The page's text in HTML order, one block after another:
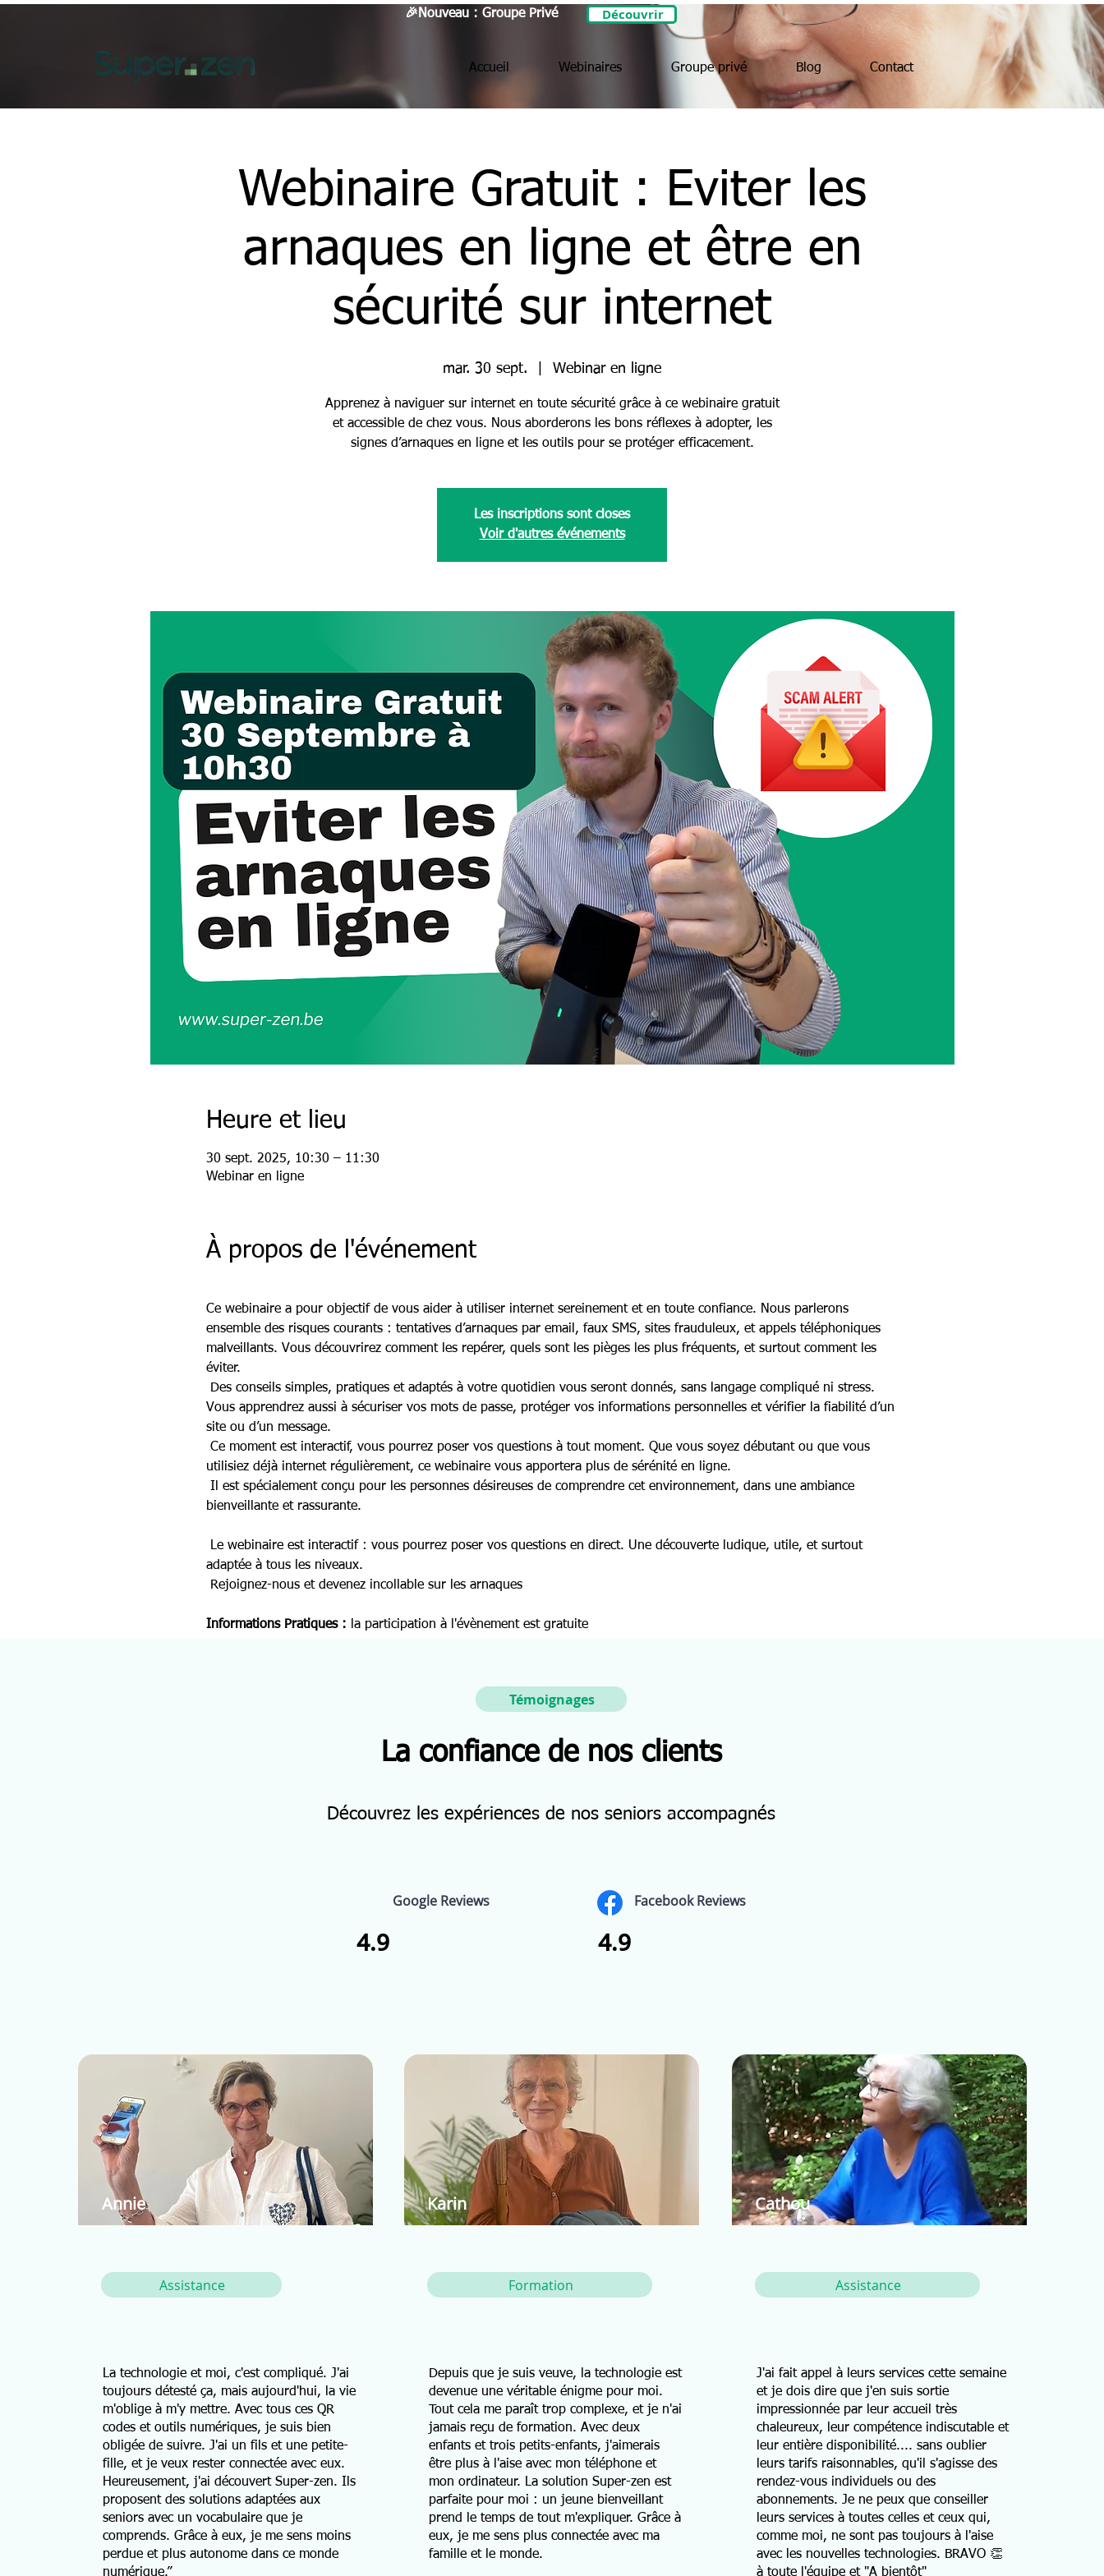
🎉Nouveau : Groupe Privé Découvrir
Accueil Webinaires Groupe privé Blog Contact
Webinaire Gratuit : Eviter les
arnaques en ligne et être en
sécurité sur internet
mar. 30 sept. Webinar en ligne
Apprenez à naviguer sur internet en toute sécurité grâce à ce webinaire gratuit
et accessible de chez vous. Nous aborderons les bons réflexes à adopter, les
signes d’arnaques en ligne et les outils pour se protéger efficacement.
Les inscriptions sont closes
Voir d'autres événements
Heure et lieu
30 sept. 2025, 10:30 – 11:30
Webinar en ligne
À propos de l'événement
Ce webinaire a pour objectif de vous aider à utiliser internet sereinement et en toute confiance. Nous parlerons
ensemble des risques courants : tentatives d’arnaques par email, faux SMS, sites frauduleux, et appels téléphoniques
malveillants. Vous découvrirez comment les repérer, quels sont les pièges les plus fréquents, et surtout comment les
éviter.
Des conseils simples, pratiques et adaptés à votre quotidien vous seront donnés, sans langage compliqué ni stress.
Vous apprendrez aussi à sécuriser vos mots de passe, protéger vos informations personnelles et vérifier la fiabilité d’un
site ou d’un message.
Ce moment est interactif, vous pourrez poser vos questions à tout moment. Que vous soyez débutant ou que vous
utilisiez déjà internet régulièrement, ce webinaire vous apportera plus de sérénité en ligne.
Il est spécialement conçu pour les personnes désireuses de comprendre cet environnement, dans une ambiance
bienveillante et rassurante.
Le webinaire est interactif : vous pourrez poser vos questions en direct. Une découverte ludique, utile, et surtout
adaptée à tous les niveaux.
Rejoignez-nous et devenez incollable sur les arnaques
Informations Pratiques : la participation à l'évènement est gratuite
Témoignages
La confiance de nos clients
Découvrez les expériences de nos seniors accompagnés
Google Reviews
4.9
Facebook Reviews
4.9
Annie
Assistance
La technologie et moi, c'est compliqué. J'ai
toujours détesté ça, mais aujourd'hui, la vie
m'oblige à m'y mettre. Avec tous ces QR
codes et outils numériques, je suis bien
obligée de suivre. J'ai un fils et une petite-
fille, et je veux rester connectée avec eux.
Heureusement, j'ai découvert Super-zen. Ils
proposent des solutions adaptées aux
seniors avec un vocabulaire que je
comprends. Grâce à eux, je me sens moins
perdue et plus autonome dans ce monde
numérique.”
Karin
Formation
Depuis que je suis veuve, la technologie est
devenue une véritable énigme pour moi.
Tout cela me paraît trop complexe, et je n'ai
jamais reçu de formation. Avec deux
enfants et trois petits-enfants, j'aimerais
être plus à l'aise avec mon téléphone et
mon ordinateur. La solution Super-zen est
parfaite pour moi : un jeune bienveillant
prend le temps de tout m'expliquer. Grâce à
eux, je me sens plus connectée avec ma
famille et le monde.
Cathou
Assistance
J'ai fait appel à leurs services cette semaine
et je dois dire que j'en suis sortie
impressionnée par leur accueil très
chaleureux, leur compétence indiscutable et
leur entière disponibilité.... sans oublier
leurs tarifs raisonnables, qu'il s'agisse des
rendez-vous individuels ou des
abonnements. Je ne peux que conseiller
leurs services à toutes celles et ceux qui,
comme moi, ne sont pas toujours à l'aise
avec les nouvelles technologies. BRAVO 👏
à toute l'équipe et "A bientôt"